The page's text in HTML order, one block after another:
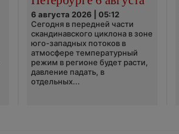
6 августа 2026 | 05:12
Сегодня в передней части
скандинавского циклона в зоне
юго-западных потоков в
атмосфере температурный
режим в регионе будет расти,
давление падать, в
отдельных...